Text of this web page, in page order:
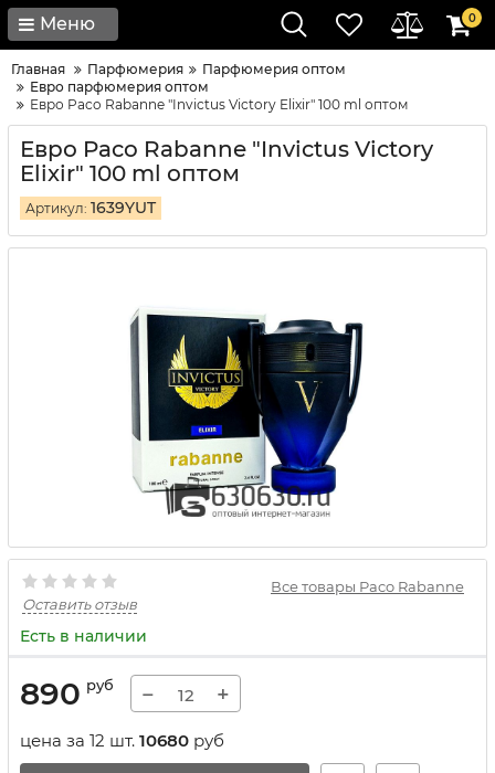
Меню 0
Главная Парфюмерия
Парфюмерия оптом
Евро парфюмерия оптом
Евро Paco Rabanne "Invictus Victory Elixir" 100 ml оптом
Евро Paco Rabanne "Invictus Victory
Elixir" 100 ml оптом
Артикул: 1639YUT
Все товары Paco Rabanne
Оставить отзыв
Есть в наличии
890 руб − +
цена за 12 шт. 10680 руб